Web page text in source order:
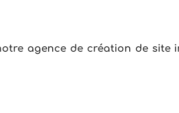
agence de création de site